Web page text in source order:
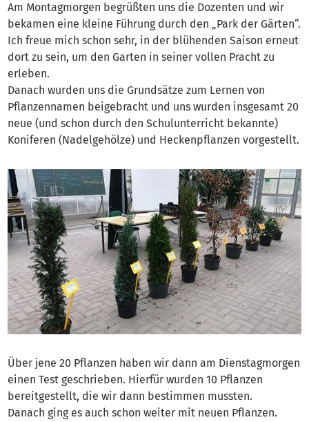
Am Montagmorgen begrüßten uns die Dozenten und wir
bekamen eine kleine Führung durch den „Park der Gärten“.
Ich freue mich schon sehr, in der blühenden Saison erneut
dort zu sein, um den Garten in seiner vollen Pracht zu
erleben.
Danach wurden uns die Grundsätze zum Lernen von
Pflanzennamen beigebracht und uns wurden insgesamt 20
neue (und schon durch den Schulunterricht bekannte)
Koniferen (Nadelgehölze) und Heckenpflanzen vorgestellt.
Über jene 20 Pflanzen haben wir dann am Dienstagmorgen
einen Test geschrieben. Hierfür wurden 10 Pflanzen
bereitgestellt, die wir dann bestimmen mussten.
Danach ging es auch schon weiter mit neuen Pflanzen.